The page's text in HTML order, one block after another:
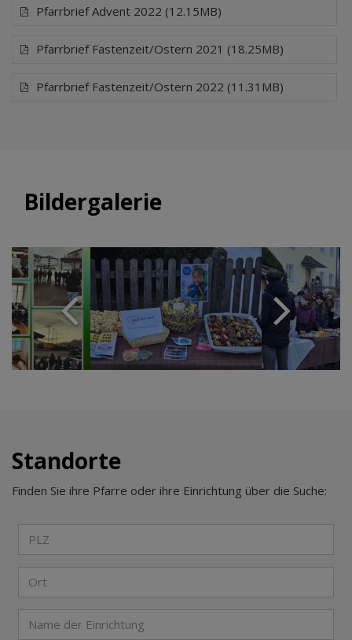
Pfarrbrief Advent 2022 (12.15MB)
Pfarrbrief Fastenzeit/Ostern 2021 (18.25MB)
Pfarrbrief Fastenzeit/Ostern 2022 (11.31MB)
Bildergalerie
Standorte
Finden Sie ihre Pfarre oder ihre Einrichtung über die Suche: